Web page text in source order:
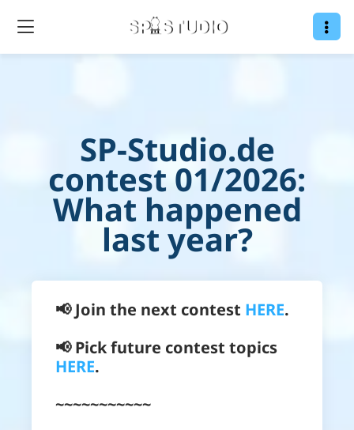
SP-Studio.de
contest 01/2026:
What happened
last year?
📢 Join the next contest HERE.
📢 Pick future contest topics
HERE.
~~~~~~~~~~~